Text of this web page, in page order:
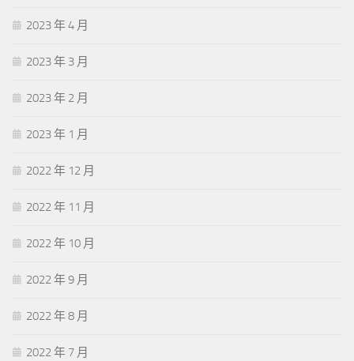
2023 年 4 月
2023 年 3 月
2023 年 2 月
2023 年 1 月
2022 年 12 月
2022 年 11 月
2022 年 10 月
2022 年 9 月
2022 年 8 月
2022 年 7 月